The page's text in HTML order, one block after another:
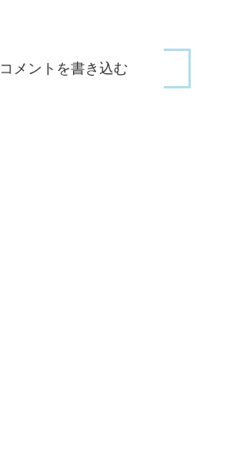
コメントを書き込む